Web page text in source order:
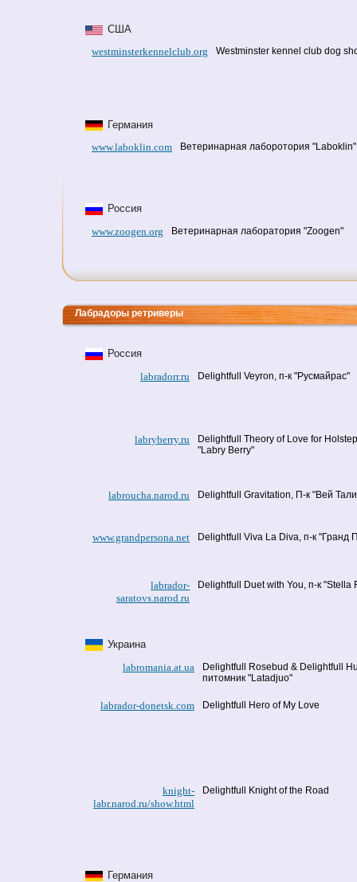
США
westminsterkennelclub.org
Westminster kennel club dog
Германия
www.laboklin.com
Ветеринарная лаборотория "Laboklin"
Россия
www.zoogen.org
Ветеринарная лаборатория "Zoogen"
Лабрадоры ретриверы
Россия
labradorr.ru
Delightfull Veyron, п-к "Русмайрас"
labryberry.ru
Delightfull Theory of Love for
"Labry Berry"
labroucha.narod.ru Delightfull Gravitation, П-к "Вей
www.grandpersona.net Delightfull Viva La Diva, п-к "Гранд
labrador-
saratovs.narod.ru
Delightfull Duet with You, п-к "Stella
Украина
labromania.at.ua
Delightfull Rosebud & Delightfull
питомник "Latadjuo"
labrador-donetsk.com Delightfull Hero of My Love
knight-
labr.narod.ru/show.html
Delightfull Knight of the Road
Германия